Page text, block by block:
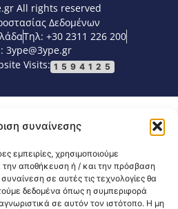
συναίνεσης
εμπειρίες, χρησιμοποιούμε
την αποθήκευση ή / και την πρόσβαση
σε αυτές τις τεχνολογίες θα
δεδομένα όπως η συμπεριφορά
σε αυτόν τον ιστότοπο. Η μη
All rights reserved
Δεδομένων
Τηλ: +30 2311 226 200
3ype@3ype.gr
Visits: 1594125